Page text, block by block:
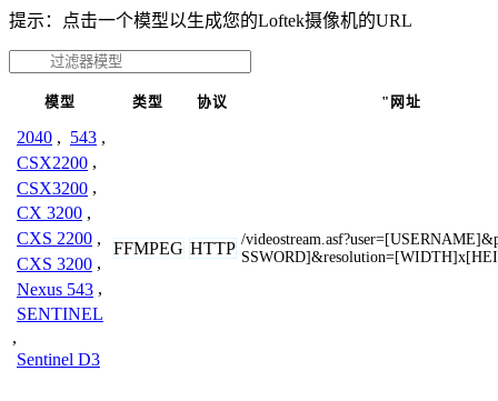
提示：点击一个模型以生成您的Loftek摄像机的URL
模型 类型 协议 "网址
2040 , 543 ,
CSX2200 ,
CSX3200 ,
CX 3200 ,
CXS 2200 ,
CXS 3200 ,
Nexus 543 ,
SENTINEL
,
Sentinel D3
FFMPEG HTTP /